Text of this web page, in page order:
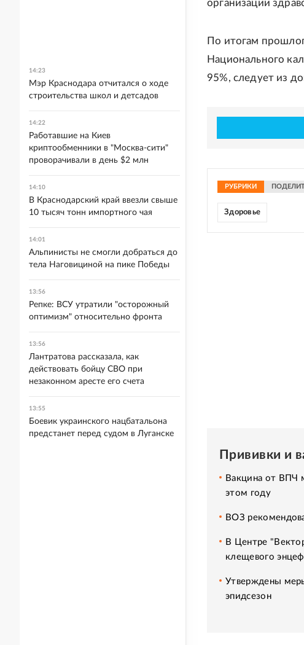
организации
По итогам
Национального
95%, следует из
РУБРИКИ
Здоровье
Прививки и
Вакцина от ВПЧ
этом году
ВОЗ
В Центре
клещевого
Утверждены
эпидсезон
14:23
Мэр Краснодара отчитался о ходе
строительства школ и детсадов
14:22
Работавшие на Киев
криптообменники в "Москва-сити"
проворачивали в день $2 млн
14:10
В Краснодарский край ввезли свыше
10 тысяч тонн импортного чая
14:01
Альпинисты не смогли добраться до
тела Наговициной на пике Победы
13:56
Репке: ВСУ утратили "осторожный
оптимизм" относительно фронта
13:56
Лантратова рассказала, как
действовать бойцу СВО при
незаконном аресте его счета
13:55
Боевик украинского нацбатальона
предстанет перед судом в Луганске